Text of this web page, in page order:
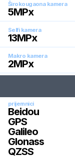
Širokougaona kamera
5MPx
Selfi kamera
13MPx
Makro kamera
2MPx
prijemnici
Beidou
GPS
Galileo
Glonass
QZSS